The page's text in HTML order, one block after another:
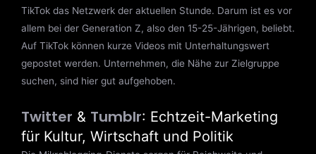
TikTok das Netzwerk der aktuellen Stunde. Darum ist es vor
allem bei der Generation Z, also den 15-25-Jährigen, beliebt.
Auf TikTok können kurze Videos mit Unterhaltungswert
gepostet werden. Unternehmen, die Nähe zur Zielgruppe
suchen, sind hier gut aufgehoben.
Twitter & Tumblr: Echtzeit-Marketing
für Kultur, Wirtschaft und Politik